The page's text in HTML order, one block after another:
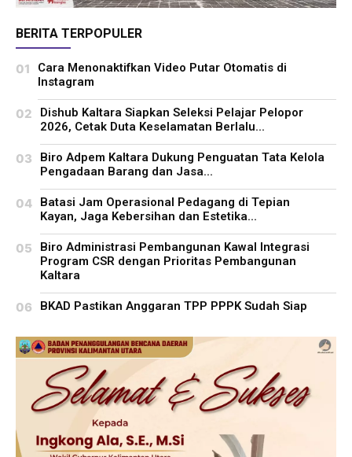
BERITA TERPOPULER
Cara Menonaktifkan Video Putar Otomatis di
Instagram
Dishub Kaltara Siapkan Seleksi Pelajar Pelopor
2026, Cetak Duta Keselamatan Berlalu...
Biro Adpem Kaltara Dukung Penguatan Tata Kelola
Pengadaan Barang dan Jasa...
Batasi Jam Operasional Pedagang di Tepian
Kayan, Jaga Kebersihan dan Estetika...
Biro Administrasi Pembangunan Kawal Integrasi
Program CSR dengan Prioritas Pembangunan
Kaltara
BKAD Pastikan Anggaran TPP PPPK Sudah Siap